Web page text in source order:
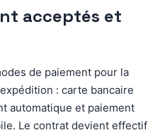
acceptés et
de paiement pour la
: carte bancaire
automatique et paiement
Le contrat devient effectif